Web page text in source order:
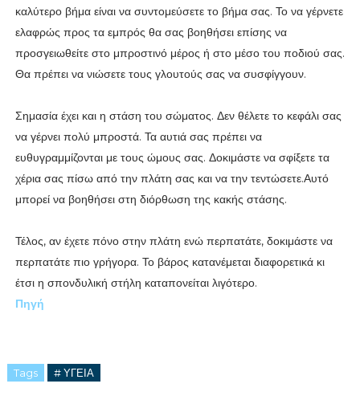
καλύτερο βήμα είναι να συντομεύσετε το βήμα σας. Το να γέρνετε
ελαφρώς προς τα εμπρός θα σας βοηθήσει επίσης να
προσγειωθείτε στο μπροστινό μέρος ή στο μέσο του ποδιού σας.
Θα πρέπει να νιώσετε τους γλουτούς σας να συσφίγγουν.
Σημασία έχει και η στάση του σώματος. Δεν θέλετε το κεφάλι σας
να γέρνει πολύ μπροστά. Τα αυτιά σας πρέπει να
ευθυγραμμίζονται με τους ώμους σας. Δοκιμάστε να σφίξετε τα
χέρια σας πίσω από την πλάτη σας και να την τεντώσετε.Αυτό
μπορεί να βοηθήσει στη διόρθωση της κακής στάσης.
Τέλος, αν έχετε πόνο στην πλάτη ενώ περπατάτε, δοκιμάστε να
περπατάτε πιο γρήγορα. Το βάρος κατανέμεται διαφορετικά κι
έτσι η σπονδυλική στήλη καταπονείται λιγότερο.
Πηγή
Tags # ΥΓΕΙΑ